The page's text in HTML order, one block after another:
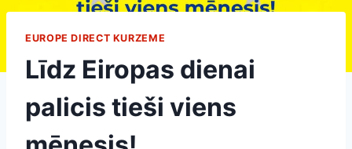
EUROPE DIRECT KURZEME
Līdz Eiropas dienai
palicis tieši viens